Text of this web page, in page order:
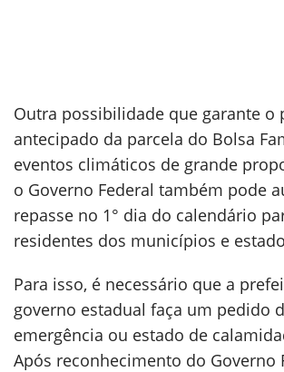
Outra possibilidade que garante o
antecipado da parcela do Bolsa
eventos climáticos de grande
o Governo Federal também pode
repasse no 1° dia do calendário
residentes dos municípios e
Para isso, é necessário que a
governo estadual faça um pedido
emergência ou estado de
Após reconhecimento do Governo